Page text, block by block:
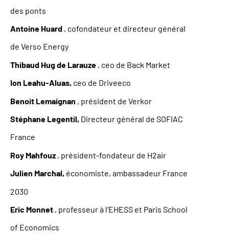
des ponts
Antoine Huard , cofondateur et directeur général
de Verso Energy
Thibaud Hug de Larauze , ceo de Back Market
Ion Leahu-Aluas, ceo de Driveeco
Benoit Lemaignan , président de Verkor
Stéphane Legentil, Directeur général de SOFIAC
France
Roy Mahfouz , président-fondateur de H2air
Julien Marchal, économiste, ambassadeur France
2030
Eric Monnet , professeur à l’EHESS et Paris School
of Economics